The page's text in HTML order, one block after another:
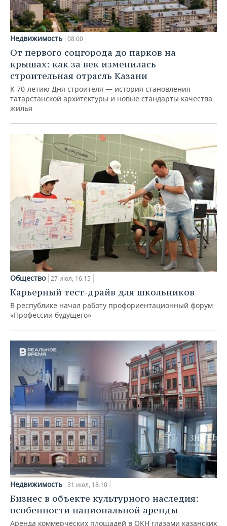
Недвижимость 08:00
От первого соцгорода до парков на
крышах: как за век изменилась
строительная отрасль Казани
К 70-летию Дня строителя — история становления
татарстанской архитектуры и новые стандарты качества
жилья
Общество 27 июл, 16:15
Карьерный тест-драйв для школьников
В республике начал работу профориентационный форум
«Профессии будущего»
Недвижимость 31 июл, 18:10
Бизнес в объекте культурного наследия:
особенности национальной аренды
Аренда коммерческих площадей в ОКН глазами казанских